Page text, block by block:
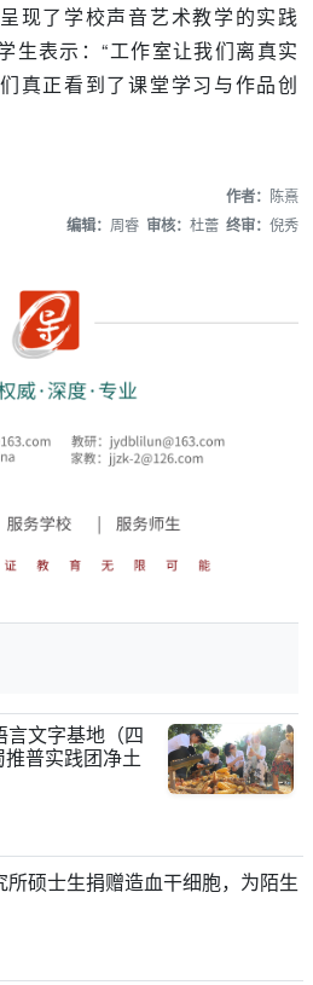
现了学校声音艺术教学的实践
生表示：“工作室让我们离真实
真正看到了课堂学习与作品创
作者： 陈熹
编辑： 周睿 审核： 杜蕾 终审： 倪秀
言文字基地（四
推普实践团净土
所硕士生捐赠造血干细胞，为陌生